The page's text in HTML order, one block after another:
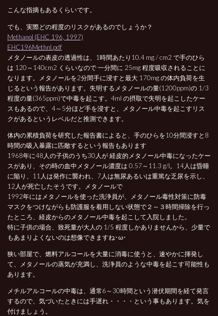
こんな指摘もあるくらいです。
でも、実際どの程度のリスクがあるのでしょうか？
Methanol (EHC 196, 1997)
EHC196Methnl.pdf
メタノールの表皮の透過性は、1時間あたり10.4 mg / cm2 で手のひら
は 120～140cm2 くらいなので 一分間に 25mg 程度吸収されることに
なります。メタノールを2分間手に浸すと最大 170mg の体内負荷を生
じるという報告があります。失明するメタノールの量(1200ppm)の 1/3
程度の量(365ppm)で中毒を起こす。4ml の摂取で失明を起こしたケー
スもあるので、4～5分ほど手を浸すと、メタノール中毒を起こすリス
クがあるというレベルだと推測できます。
体内の累積負荷を研究した報告書によると、手のひらを10分間浸すと8
時間の吸入暴露に匹敵するという報告もあります
1968年に48人の子供のうち30人が 経皮的メタノール中毒になったケー
スがあり、その時の血中メタノール濃度は 0.57～11.3 g/l。14人は昏睡
に陥り、11人は発作に襲われ、7人は無尿あるいは重篤な乏尿を示し、
12人が死亡したそうです。メタノールで
1992年にはメタノールを使った洗浄員が、メタノール毒性対策に防毒
マスクをつけながらも防護服を着用しない状態で２～３時間掃除を行っ
たところ、経皮からのメタノール中毒を起こして入院しました。
特に子供の場合、致死量が大人の 1/5 程度しかありませんから、少量で
もあまりよくないのは想像できますね･ω･
狭い部屋で、燃料アルコールを大量に消毒に使うと、速やかに揮発し
て、メタノールの蒸気が充満し、洗浄員のような中毒を起こす可能性も
あります。
メチルアルコールの中毒は、通常6～30時間という潜伏期間を経て発言
するので、気づいたときには手遅れ・・・・という事もあります。気を
付けましょう。